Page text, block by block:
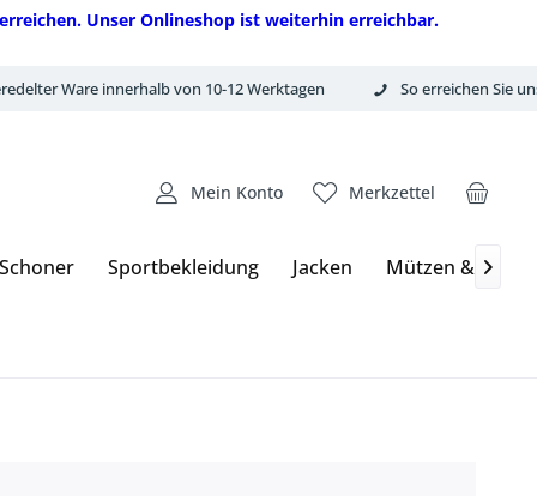
Unser Onlineshop ist weiterhin erreichbar.
Ware innerhalb von 10-12 Werktagen So erreichen Sie
Merkzettel
Mein Konto
Sportbekleidung Jacken Mützen & 